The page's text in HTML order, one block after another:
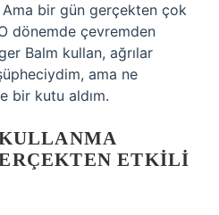
bir gün gerçekten çok
dönemde çevremden
Balm kullan, ağrılar
ama ne
bir kutu aldım.
ETKILI